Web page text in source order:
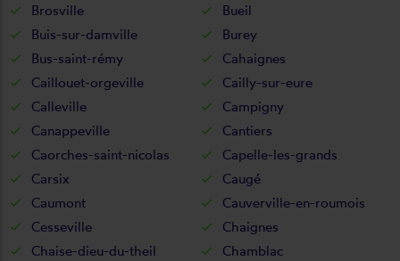
Brosville
Bueil
Buis-sur-damville
Burey
Bus-saint-rémy
Cahaignes
Caillouet-orgeville
Cailly-sur-eure
Calleville
Campigny
Canappeville
Cantiers
Caorches-saint-nicolas
Capelle-les-grands
Carsix
Caugé
Caumont
Cauverville-en-roumois
Cesseville
Chaignes
Chaise-dieu-du-theil
Chamblac